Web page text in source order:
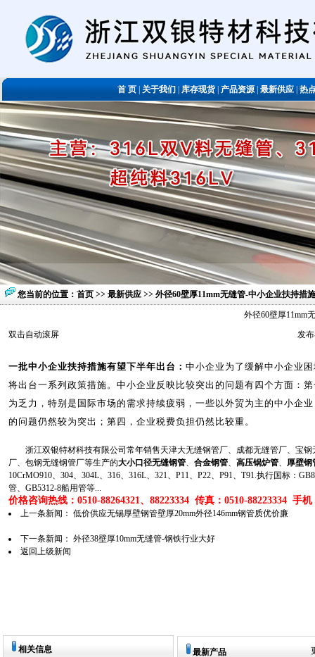
首 页关于我们库存现货|产品资源|最新供应|热
您当前的位置： 首页 >> 最新供应 >> 外径60壁厚11mm无缝管-中小企业扶持措
外径60壁厚11mm
双击自动滚屏
发
一批中小企业扶持措施有望下半年出台： 中小企业为了缓解中小企业
将出台一系列政策措施。中小企业反映比较突出的问题有四个方面：
为乏力，特别是国际市场的需求持续疲弱，一些以外贸为主的中小企
的问题仍然较为突出；第四，企业税费负担仍然比较重。
浙江双银特材科技有限公司常年销售天津大无缝钢管厂、成都无缝管厂、宝钢
厂、包钢无缝钢管厂等生产的大小口径无缝钢管、 合金钢管、 高压锅炉管、
厚壁钢
10CrMO910、304、304L、316、316L、321、P11、P22、P91、T91.执行国标：
管、GB5312-8船用管等...
价格咨询热线：0510-88264321、88223334 传真：0510-88223334 手机
上一条新闻： 低价供应无锡厚壁钢管壁厚20mm外径146mm钢管质优价廉
下一条新闻： 外径38壁厚10mm无缝管-钢铁行业大好
返回上级新闻
相关信息
最新产品